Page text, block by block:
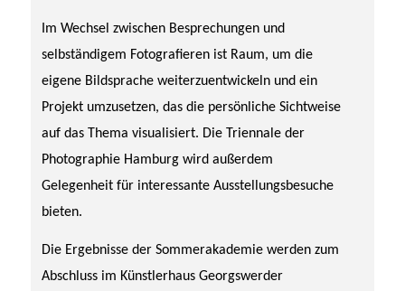
Im Wechsel zwischen Besprechungen und
selbständigem Fotografieren ist Raum, um die
eigene Bildsprache weiterzuentwickeln und ein
Projekt umzusetzen, das die persönliche Sichtweise
auf das Thema visualisiert. Die Triennale der
Photographie Hamburg wird außerdem
Gelegenheit für interessante Ausstellungsbesuche
bieten.
Die Ergebnisse der Sommerakademie werden zum
Abschluss im Künstlerhaus Georgswerder